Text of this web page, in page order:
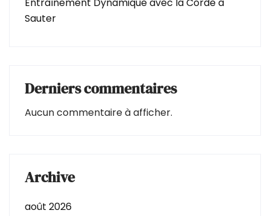
Sauter
Derniers commentaires
Aucun commentaire à afficher.
Archive
août 2026